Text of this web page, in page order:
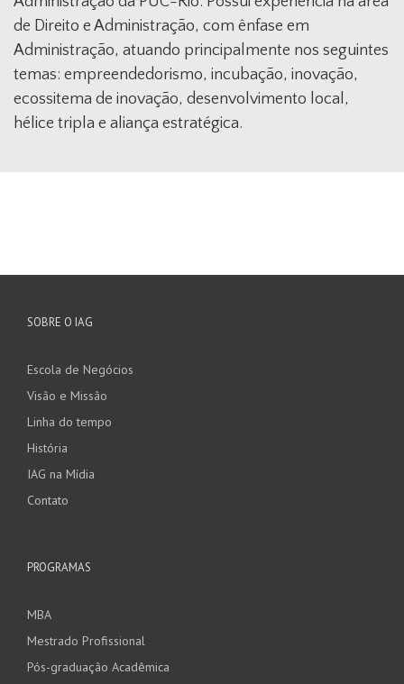
de Direito e Administração, com ênfase em
Administração, atuando principalmente nos seguintes
temas: empreendedorismo, incubação, inovação,
ecossitema de inovação, desenvolvimento local,
hélice tripla e aliança estratégica.
SOBRE O IAG
Escola de Negócios
Visão e Missão
Linha do tempo
História
IAG na Mídia
Contato
PROGRAMAS
MBA
Mestrado Profissional
Pós-graduação Acadêmica